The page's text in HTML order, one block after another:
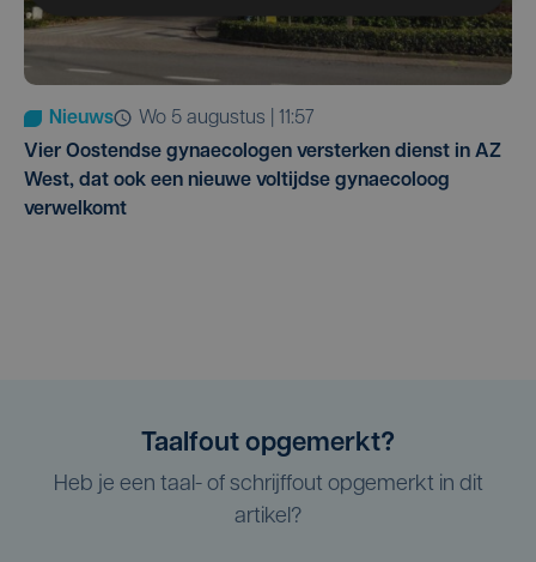
Nieuws
wo 5 augustus | 11:57
Vier Oostendse gynaecologen versterken dienst in AZ
West, dat ook een nieuwe voltijdse gynaecoloog
verwelkomt
Taalfout opgemerkt?
Heb je een taal- of schrijffout opgemerkt in dit
artikel?